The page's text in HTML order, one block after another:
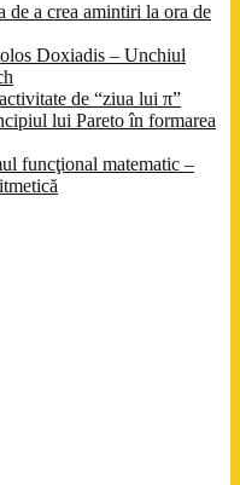
de a crea amintiri la ora de
Doxiadis – Unchiul
de “ziua lui π”
lui Pareto în formarea
funcţional matematic –